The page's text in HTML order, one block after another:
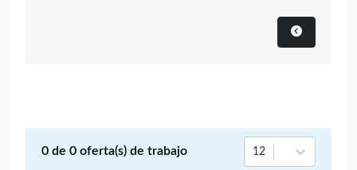
0 de 0 oferta(s) de trabajo 12